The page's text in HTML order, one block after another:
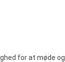
for at møde og